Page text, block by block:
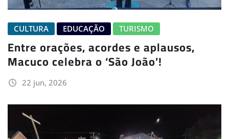
CULTURA EDUCAÇÃO TURISMO
Entre orações, acordes e aplausos,
Macuco celebra o ‘São João’!
22 jun, 2026